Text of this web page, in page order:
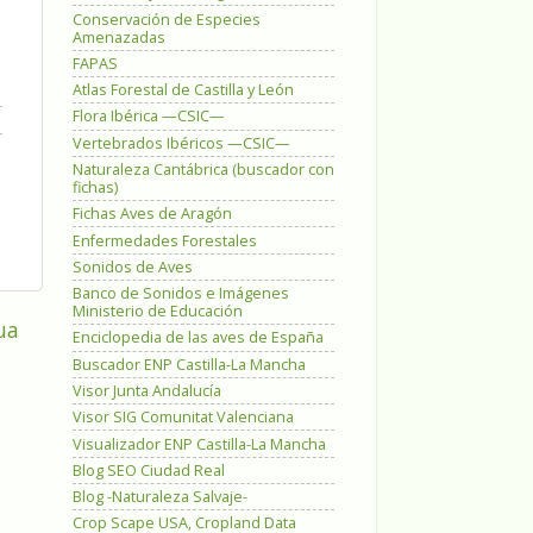
Conservación de Especies
Amenazadas
FAPAS
Atlas Forestal de Castilla y León
Flora Ibérica —CSIC—
Vertebrados Ibéricos —CSIC—
Naturaleza Cantábrica (buscador con
fichas)
Fichas Aves de Aragón
Enfermedades Forestales
Sonidos de Aves
Banco de Sonidos e Imágenes
Ministerio de Educación
Enciclopedia de las aves de España
Buscador ENP Castilla-La Mancha
Visor Junta Andalucía
Visor SIG Comunitat Valenciana
Visualizador ENP Castilla-La Mancha
Blog SEO Ciudad Real
Blog -Naturaleza Salvaje-
Crop Scape USA, Cropland Data